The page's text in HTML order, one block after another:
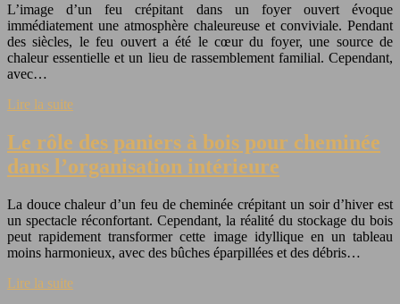
L’image d’un feu crépitant dans un foyer ouvert évoque
immédiatement une atmosphère chaleureuse et conviviale. Pendant
des siècles, le feu ouvert a été le cœur du foyer, une source de
chaleur essentielle et un lieu de rassemblement familial. Cependant,
avec…
Lire la suite
Le rôle des paniers à bois pour cheminée
dans l’organisation intérieure
La douce chaleur d’un feu de cheminée crépitant un soir d’hiver est
un spectacle réconfortant. Cependant, la réalité du stockage du bois
peut rapidement transformer cette image idyllique en un tableau
moins harmonieux, avec des bûches éparpillées et des débris…
Lire la suite